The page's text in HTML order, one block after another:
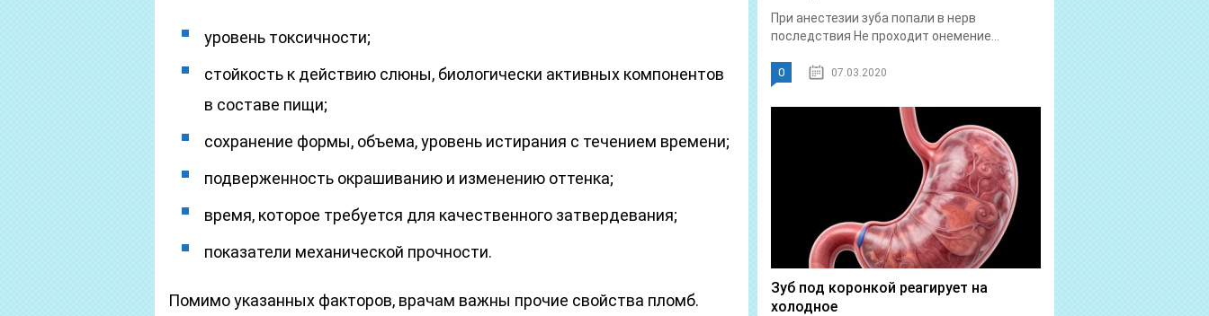
уровень токсичности;
стойкость к действию слюны, биологически активных компонентов
в составе пищи;
сохранение формы, объема, уровень истирания с течением времени;
подверженность окрашиванию и изменению оттенка;
время, которое требуется для качественного затвердевания;
показатели механической прочности.
Помимо указанных факторов, врачам важны прочие свойства пломб.
При анестезии зуба попали в нерв
последствия Не проходит онемение...
0 07.03.2020
Зуб под коронкой реагирует на
холодное